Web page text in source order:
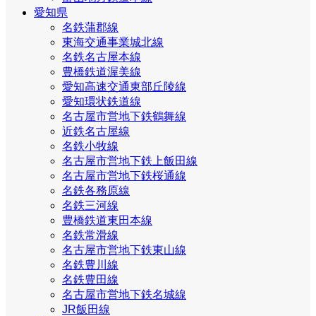
愛知県
名鉄蒲郡線
東海交通事業城北線
名鉄名古屋本線
豊橋鉄道渥美線
愛知高速交通東部丘陵線
愛知環状鉄道線
名古屋市営地下鉄鶴舞線
近鉄名古屋線
名鉄小牧線
名古屋市営地下鉄上飯田線
名古屋市営地下鉄桜通線
名鉄各務原線
名鉄三河線
豊橋鉄道東田本線
名鉄常滑線
名古屋市営地下鉄東山線
名鉄豊川線
名鉄豊田線
名古屋市営地下鉄名城線
JR飯田線